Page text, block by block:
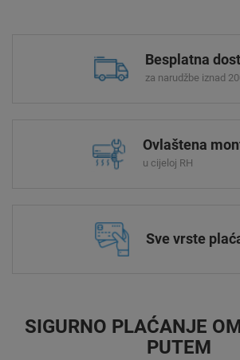
Besplatna
za narudžbe iznad
Ovlaštena
u cijeloj RH
Sve vrste
SIGURNO PLAĆANJE
PUTEM